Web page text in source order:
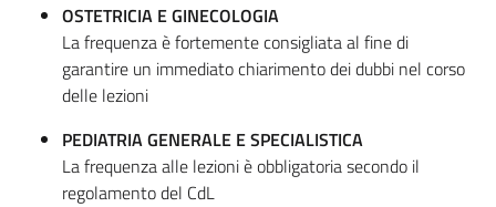
OSTETRICIA E GINECOLOGIA
La frequenza è fortemente consigliata al fine di
garantire un immediato chiarimento dei dubbi nel corso
delle lezioni
PEDIATRIA GENERALE E SPECIALISTICA
La frequenza alle lezioni è obbligatoria secondo il
regolamento del CdL